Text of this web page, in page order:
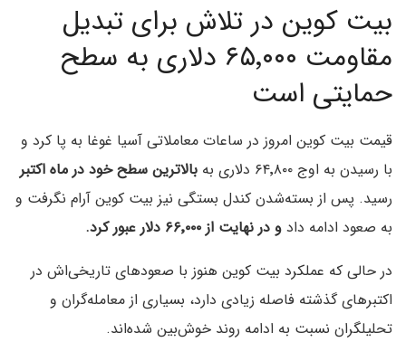
بیت کوین در تلاش برای تبدیل
مقاومت ۶۵٬۰۰۰ دلاری به سطح
حمایتی است
قیمت بیت کوین امروز در ساعات معاملاتی آسیا غوغا به پا کرد و
با رسیدن به اوج ۶۴٬۸۰۰ دلاری به
بالاترین سطح خود در ماه اکتبر
رسید. پس از بسته‌شدن کندل بستگی نیز بیت کوین آرام نگرفت و
به صعود ادامه داد و در نهایت از ۶۶٬۰۰۰ دلار عبور کرد.
در حالی که عملکرد بیت کوین هنوز با صعودهای تاریخی‌اش در
اکتبرهای گذشته فاصله زیادی دارد، بسیاری از معامله‌گران و
تحلیلگران نسبت به ادامه روند خوش‌بین شده‌اند.